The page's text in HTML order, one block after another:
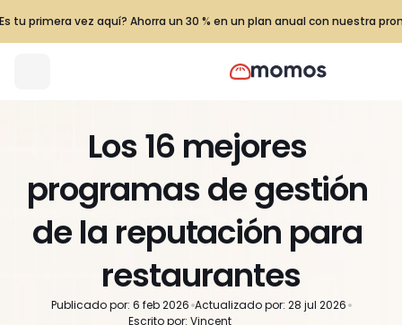
Los 16 mejores
programas de gestión
de la reputación para
restaurantes
Publicado por: 6 feb 2026 Actualizado por: 28 jul 2026
Escrito por: Vincent
tu primera vez aquí? Ahorra un 30 % en un plan anual con nuestra